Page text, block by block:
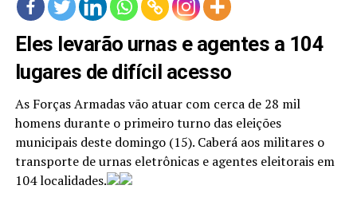
Eles levarão urnas e agentes a 104
lugares de difícil acesso
As Forças Armadas vão atuar com cerca de 28 mil
homens durante o primeiro turno das eleições
municipais deste domingo (15). Caberá aos militares o
transporte de urnas eletrônicas e agentes eleitorais em
104 localidades.